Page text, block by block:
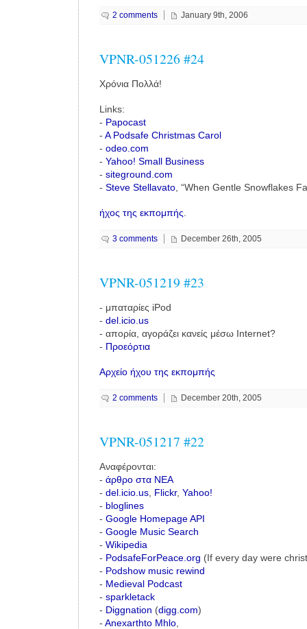
2 comments January 9th, 2006
VPNR-051226 #24
Χρόνια Πολλά!
Links:
- Papocast
- A Podsafe Christmas Carol
- odeo.com
- Yahoo! Small Business
- siteground.com
- Steve Stellavato, “When Gentle Snowflakes
ήχος της εκπομπής.
3 comments December 26th, 2005
VPNR-051219 #23
- μπαταρίες iPod
- del.icio.us
- απορία, αγοράζει κανείς μέσω Internet?
- Προεόρτια
Αρχείο ήχου της εκπομπής
2 comments December 20th, 2005
VPNR-051217 #22
Αναφέρονται:
- άρθρο στα NEA
- del.icio.us, Flickr, Yahoo!
- bloglines
- Google Homepage API
- Google Music Search
- Wikipedia
- PodsafeForPeace.org (If every day were
- Podshow music rewind
- Medieval Podcast
- sparkletack
- Diggnation (digg.com)
- Anexarthto Mhlo,